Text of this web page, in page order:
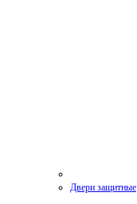
Двери защитные